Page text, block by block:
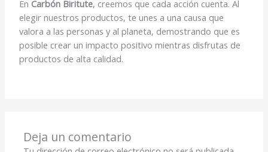
En Carbón Biritute, creemos que cada acción cuenta. Al
elegir nuestros productos, te unes a una causa que
valora a las personas y al planeta, demostrando que es
posible crear un impacto positivo mientras disfrutas de
productos de alta calidad.
Deja un comentario